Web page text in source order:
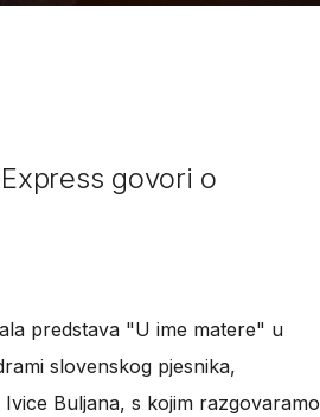
govori o
predstava "U ime matere" u
slovenskog pjesnika,
Buljana, s kojim razgovaramo